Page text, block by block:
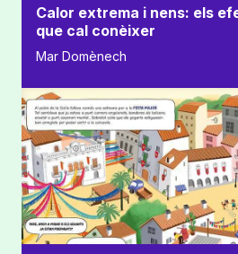
Calor extrema i nens: els
que cal conèixer
Mar Domènech